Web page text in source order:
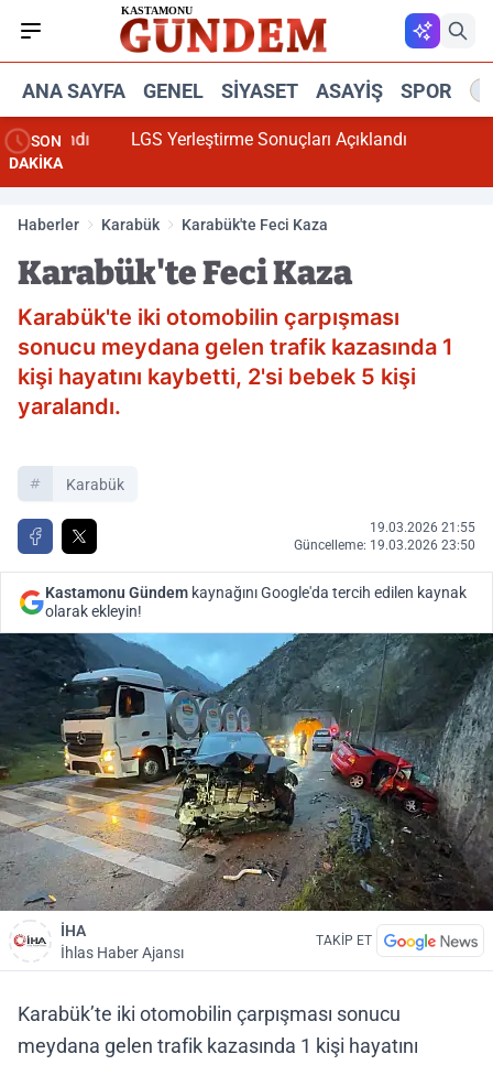
ANA SAYFA GENEL SIYASET ASAYIŞ SPOR
SON
DAKİKA
LGS Yerleştirme Sonuçları Açıklandı
Haberler Karabük Karabük'te Feci Kaza
Karabük'te Feci Kaza
Karabük'te iki otomobilin çarpışması
sonucu meydana gelen trafik kazasında 1
kişi hayatını kaybetti, 2'si bebek 5 kişi
yaralandı.
Karabük
19.03.2026 21:55
Güncelleme: 19.03.2026 23:50
Kastamonu Gündem kaynağını Google'da tercih edilen kaynak
olarak ekleyin!
İHA
İhlas Haber Ajansı
TAKİP ET
Karabük’te iki otomobilin çarpışması sonucu
meydana gelen trafik kazasında 1 kişi hayatını